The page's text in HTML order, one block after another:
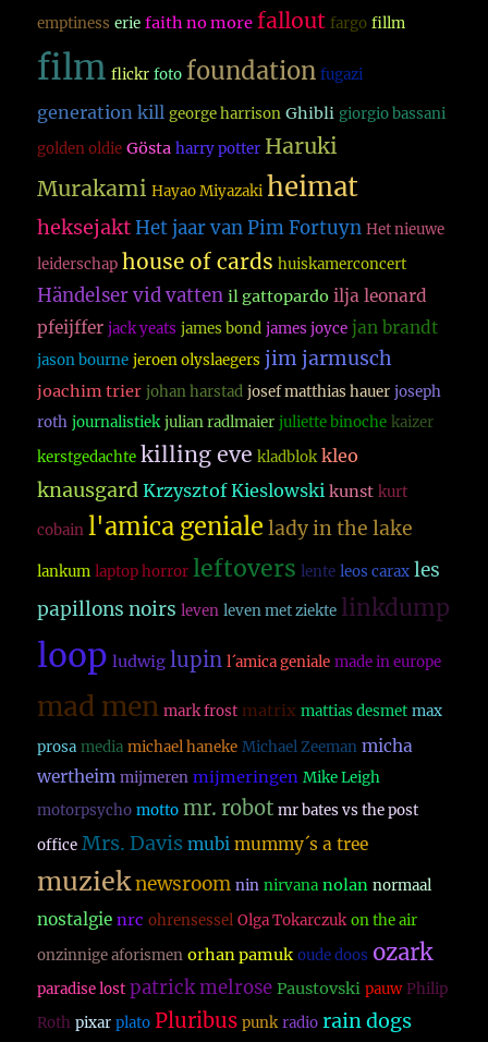
emptiness erie faith no more fallout fargo fillm
film flickr foto foundation fugazi
generation kill george harrison Ghibli giorgio bassani
golden oldie Gösta harry potter Haruki
Murakami Hayao Miyazaki heimat
heksejakt Het jaar van Pim Fortuyn Het nieuwe
leiderschap house of cards huiskamerconcert
Händelser vid vatten il gattopardo ilja leonard
pfeijffer jack yeats james bond james joyce jan brandt
jason bourne jeroen olyslaegers jim jarmusch
joachim trier johan harstad josef matthias hauer joseph
roth journalistiek julian radlmaier juliette binoche kaizer
kerstgedachte killing eve kladblok kleo
knausgard Krzysztof Kieslowski kunst kurt
cobain l'amica geniale lady in the lake
lankum laptop horror leftovers lente leos carax les
papillons noirs leven leven met ziekte linkdump
loop ludwig lupin l´amica geniale made in europe
mad men mark frost matrix mattias desmet max
prosa media michael haneke Michael Zeeman micha
wertheim mijmeren mijmeringen Mike Leigh
motorpsycho motto mr. robot mr bates vs the post
office Mrs. Davis mubi mummy´s a tree
muzieknewsroom nin nirvana nolan normaal
nostalgie nrc ohrensessel Olga Tokarczuk on the air
onzinnige aforismen orhan pamuk oude doos ozark
paradise lost patrick melrose Paustovski pauw Philip
Roth pixar plato Pluribus punk radio rain dogs